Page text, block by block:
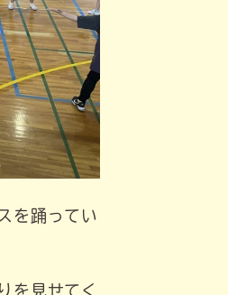
を踊ってい
を見せてく